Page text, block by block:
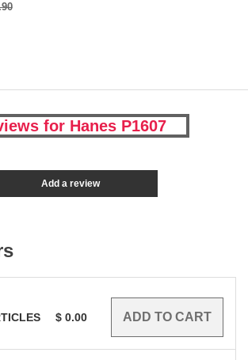
for Hanes P1607
Add a review
$ 0.00